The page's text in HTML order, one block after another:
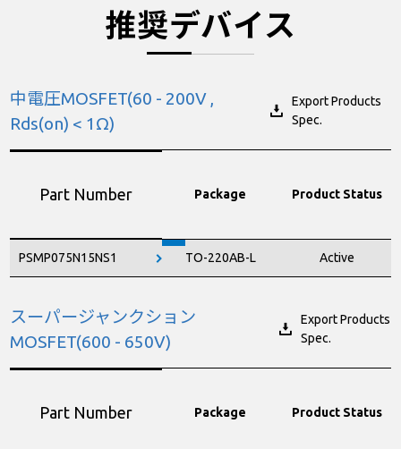
推奨デバイス
中電圧MOSFET(60 - 200V ,
Rds(on) < 1Ω)
Export Products
Spec.
Part Number
PSMP075N15NS1
Package Product Status
TO-220AB-L Active
スーパージャンクション
MOSFET(600 - 650V)
Export Products
Spec.
Part Number Package Product Status